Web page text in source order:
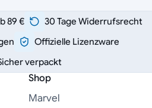
89 €
30 Tage Widerrufsrecht
Offizielle Lizenzware
verpackt
Shop
Marvel